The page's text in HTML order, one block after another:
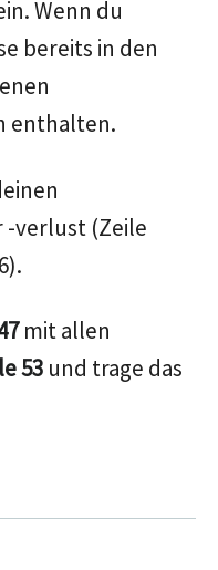
Wenn du
bereits in den
enthalten.
-verlust (Zeile
mit allen
53 und trage das